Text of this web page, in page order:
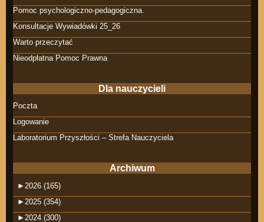
Pomoc psychologiczno-pedagogiczna.
Konsultacje Wywiadówki 25_26
Warto przeczytać
Nieodpłatna Pomoc Prawna
Dla nauczycieli
Poczta
Logowanie
Laboratorium Przyszłości – Strefa Nauczyciela
Archiwum
► 2026 (165)
► 2025 (354)
► 2024 (300)